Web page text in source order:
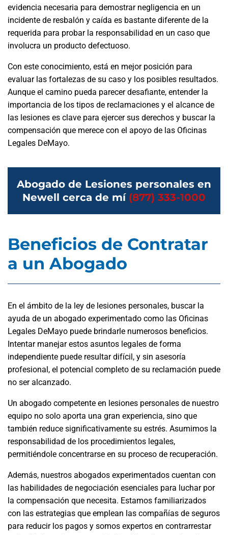
evidencia necesaria para demostrar negligencia en un
incidente de resbalón y caída es bastante diferente de la
requerida para probar la responsabilidad en un caso que
involucra un producto defectuoso.
Con este conocimiento, está en mejor posición para
evaluar las fortalezas de su caso y los posibles resultados.
Aunque el camino pueda parecer desafiante, entender la
importancia de los tipos de reclamaciones y el alcance de
las lesiones es clave para ejercer sus derechos y buscar la
compensación que merece con el apoyo de las Oficinas
Legales DeMayo.
Abogado de Lesiones personales en
Newell cerca de mí (877) 333-1000
Beneficios de Contratar
a un Abogado
En el ámbito de la ley de lesiones personales, buscar la
ayuda de un abogado experimentado como las Oficinas
Legales DeMayo puede brindarle numerosos beneficios.
Intentar manejar estos asuntos legales de forma
independiente puede resultar difícil, y sin asesoría
profesional, el potencial completo de su reclamación puede
no ser alcanzado.
Un abogado competente en lesiones personales de nuestro
equipo no solo aporta una gran experiencia, sino que
también reduce significativamente su estrés. Asumimos la
responsabilidad de los procedimientos legales,
permitiéndole concentrarse en su proceso de recuperación.
Además, nuestros abogados experimentados cuentan con
las habilidades de negociación esenciales para luchar por
la compensación que necesita. Estamos familiarizados
con las estrategias que emplean las compañías de seguros
para reducir los pagos y somos expertos en contrarrestar